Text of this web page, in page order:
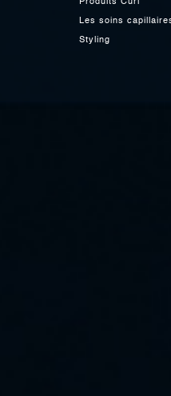
Produits Curl
Les soins
Styling